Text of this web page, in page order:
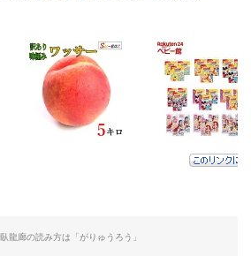
臥龍廊の読み方は「がりゅうろう」